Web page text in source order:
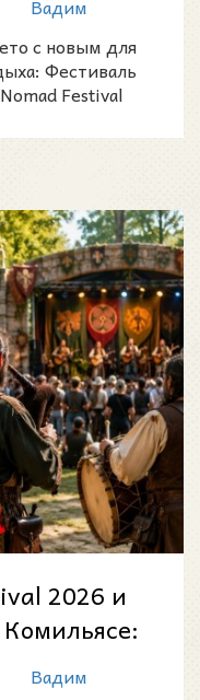
Вадим
с новым для
Фестиваль
Festival
2026 и
Вадим